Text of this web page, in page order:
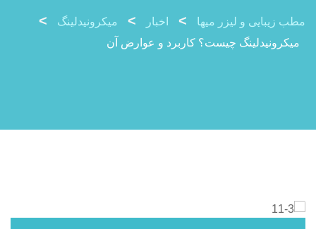
مطب زیبایی و لیزر میها > اخبار > میکرونیدلینگ >
میکرونیدلینگ چیست؟ کاربرد و عوارض آن